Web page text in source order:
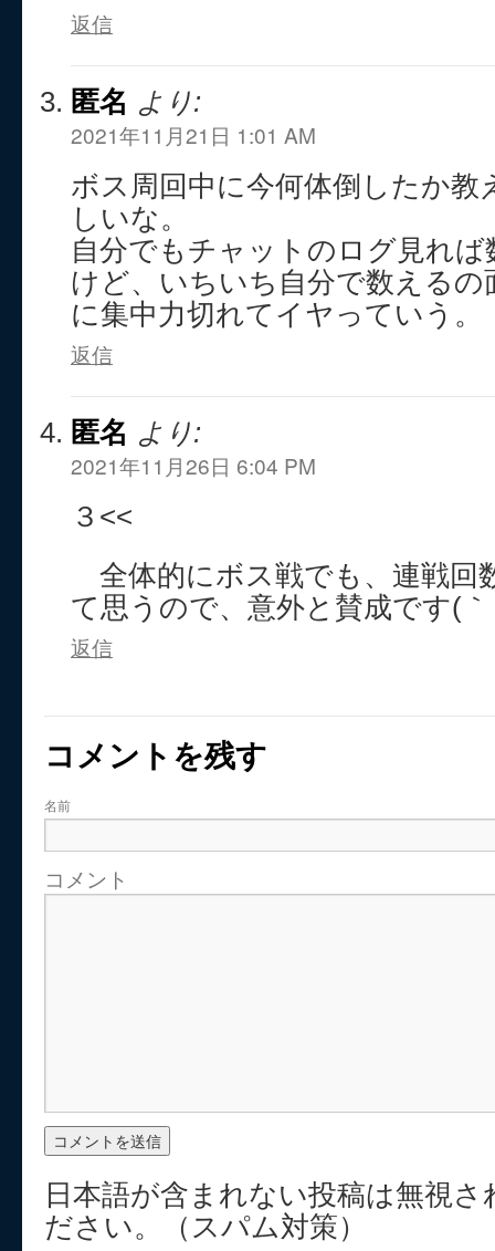
返信
匿名 より:
2021年11月21日 1:01 AM
ボス周回中に今何体倒したか教
しいな。
自分でもチャットのログ見れ
けど、いちいち自分で数える
に集中力切れてイヤっていう。
返信
匿名 より:
2021年11月26日 6:04 PM
３<<
全体的にボス戦でも、連戦回
て思うので、意外と賛成です(
返信
コメントを残す
名前
コメント
日本語が含まれない投稿は無視
ださい。（スパム対策）